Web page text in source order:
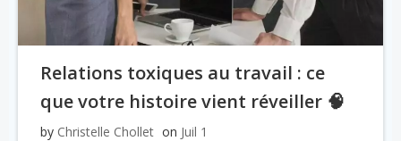
Relations toxiques au travail : ce
que votre histoire vient réveiller 🧠
by Christelle Chollet on Juil 1